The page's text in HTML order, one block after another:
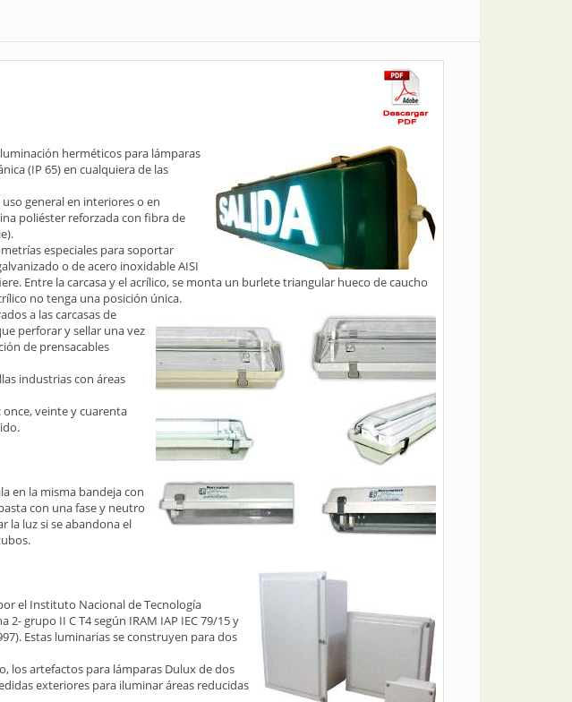
herméticos para lámparas
(IP 65) en cualquiera de las
general en interiores o en
poliéster reforzada con fibra de
especiales para soportar
o de acero inoxidable AISI
Entre la carcasa y el acrílico, se monta un burlete triangular hueco de caucho
no tenga una posición única.
a las carcasas de
perforar y sellar una vez
de prensacables
industrias con áreas
veinte y cuarenta
en la misma bandeja con
con una fase y neutro
la luz si se abandona el
el Instituto Nacional de Tecnología
grupo II C T4 según IRAM IAP IEC 79/15 y
Estas luminarias se construyen para dos
los artefactos para lámparas Dulux de dos
exteriores para iluminar áreas reducidas